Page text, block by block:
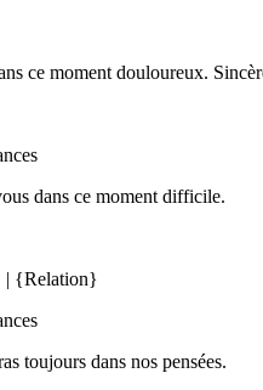
ce moment douloureux.
dans ce moment difficile.
| {Relation}
toujours dans nos pensées.